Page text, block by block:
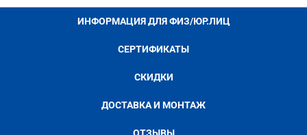
ИНФОРМАЦИЯ ДЛЯ ФИЗ/ЮР.ЛИЦ
СЕРТИФИКАТЫ
СКИДКИ
ДОСТАВКА И МОНТАЖ